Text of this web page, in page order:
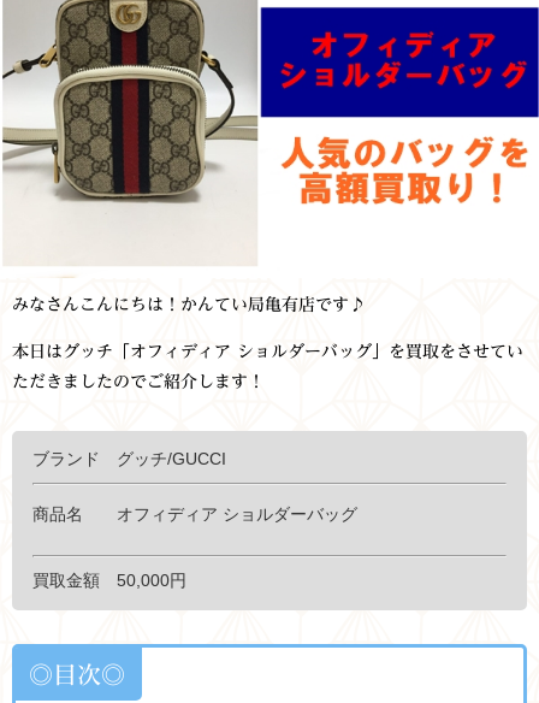
みなさんこんにちは！かんてい局亀有店です♪
本日はグッチ「オフィディア ショルダーバッグ」を買取をさせてい
ただきましたのでご紹介します！
ブランド グッチ/GUCCI
商品名 オフィディア ショルダーバッグ
買取金額 50,000円
◎目次◎